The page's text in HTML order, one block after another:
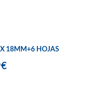
18MM+6 HOJAS